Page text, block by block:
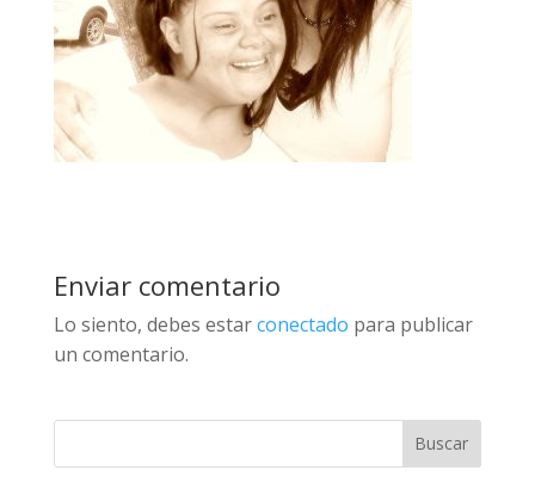
Enviar comentario
Lo siento, debes estarconectado para publicar
un comentario.
Buscar